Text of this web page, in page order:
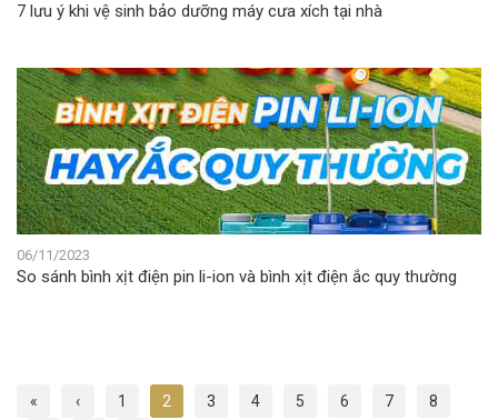
7 lưu ý khi vệ sinh bảo dưỡng máy cưa xích tại nhà
06/11/2023
So sánh bình xịt điện pin li-ion và bình xịt điện ắc quy thường
« ‹ 1 2 3 4 5 6 7
8